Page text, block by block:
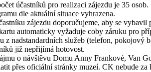
účastníků pro realizaci zájezdu je 35 osob.
dle aktuální situace vyhrazena.
zájezdu doporučujeme, aby se
automaticky vyžaduje coby záruku pro
z nadstandardních služeb (telefon,
již nepřijímá hotovost.
o návštěvu Domu Anny Frankové, Van
přes oficiální stránky muzeí. CK nebude